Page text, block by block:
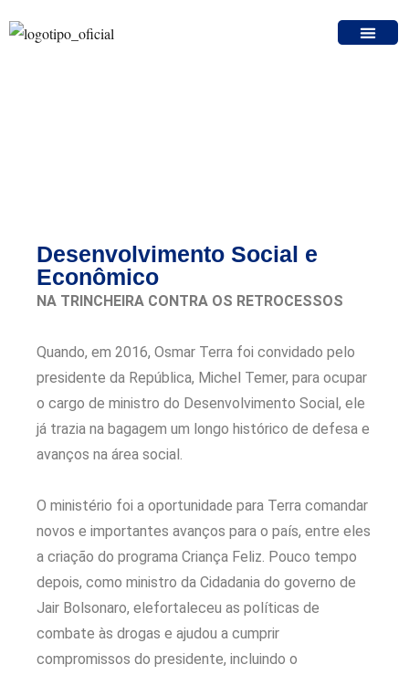
Desenvolvimento Social e
Econômico
NA TRINCHEIRA CONTRA OS RETROCESSOS
Quando, em 2016, Osmar Terra foi convidado pelo
presidente da República, Michel Temer, para ocupar
o cargo de ministro do Desenvolvimento Social, ele
já trazia na bagagem um longo histórico de defesa e
avanços na área social.
O ministério foi a oportunidade para Terra comandar
novos e importantes avanços para o país, entre eles
a criação do programa Criança Feliz. Pouco tempo
depois, como ministro da Cidadania do governo de
Jair Bolsonaro, elefortaleceu as políticas de
combate às drogas e ajudou a cumprir
compromissos do presidente, incluindo o